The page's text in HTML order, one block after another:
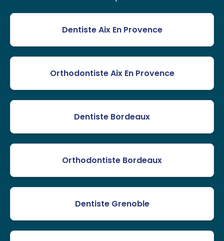
Dentiste Aix En Provence
Orthodontiste Aix En Provence
Dentiste Bordeaux
Orthodontiste Bordeaux
Dentiste Grenoble